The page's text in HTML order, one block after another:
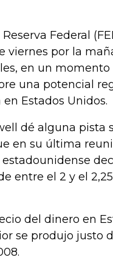
Federal
viernes por la
en un
una potencial
Estados Unidos.
dé alguna pista
en su última
entre el 2 y el
del dinero en
se produjo justo